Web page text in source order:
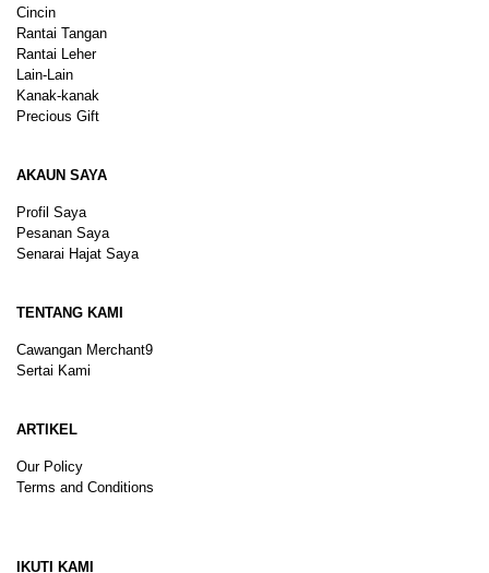
Cincin
Rantai Tangan
Rantai Leher
Lain-Lain
Kanak-kanak
Precious Gift
AKAUN SAYA
Profil Saya
Pesanan Saya
Senarai Hajat Saya
TENTANG KAMI
Cawangan Merchant9
Sertai Kami
ARTIKEL
Our Policy
Terms and Conditions
IKUTI KAMI